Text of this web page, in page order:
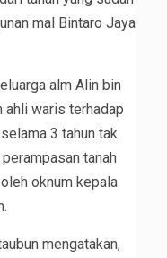
mal Bintaro Jaya
alm Alin bin
ahli waris terhadap
3 tahun tak
tanah
oknum kepala
mengatakan,